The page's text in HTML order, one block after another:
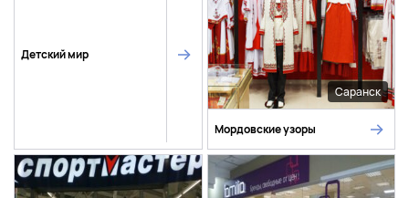
Детский мир
Саранск
Мордовские узоры